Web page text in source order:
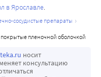
бисопрололом из-за
и инфаркта
снижая дозу в
дозу на 25 % в 3-4
приема одной ши
активности) с
каналов
в Ярославле
сосудистые препараты
покрытые пленочной оболочкой
носит
консультацию